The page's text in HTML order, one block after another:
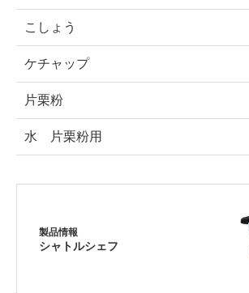
こしょう
ケチャップ
片栗粉
水 片栗粉用
製品情報
シャトルシェフ